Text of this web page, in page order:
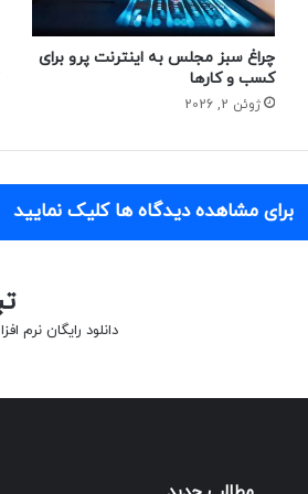
چراغ سبز مجلس به اینترنت پرو برای
کسب و کارها
ژوئن 2, 2026
برای مشاهده دیدگاه ها کلیک نمایید
دانلود رایگان نرم